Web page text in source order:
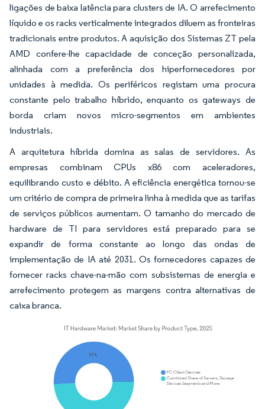
ligações de baixa latência para clusters de IA. O arrefecimento
líquido e os racks verticalmente integrados diluem as fronteiras
tradicionais entre produtos. A aquisição dos Sistemas ZT pela
AMD confere-lhe capacidade de conceção personalizada,
alinhada com a preferência dos hiperfornecedores por
unidades à medida. Os periféricos registam uma procura
constante pelo trabalho híbrido, enquanto os gateways de
borda criam novos micro-segmentos em ambientes
industriais.
A arquitetura híbrida domina as salas de servidores. As
empresas combinam CPUs x86 com aceleradores,
equilibrando custo e débito. A eficiência energética tornou-se
um critério de compra de primeira linha à medida que as tarifas
de serviços públicos aumentam. O tamanho do mercado de
hardware de TI para servidores está preparado para se
expandir de forma constante ao longo das ondas de
implementação de IA até 2031. Os fornecedores capazes de
fornecer racks chave-na-mão com subsistemas de energia e
arrefecimento protegem as margens contra alternativas de
caixa branca.